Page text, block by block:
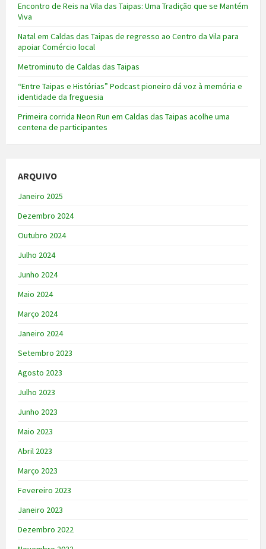
Encontro de Reis na Vila das Taipas: Uma Tradição que se Mantém
Viva
Natal em Caldas das Taipas de regresso ao Centro da Vila para
apoiar Comércio local
Metrominuto de Caldas das Taipas
“Entre Taipas e Histórias” Podcast pioneiro dá voz à memória e
identidade da freguesia
Primeira corrida Neon Run em Caldas das Taipas acolhe uma
centena de participantes
ARQUIVO
Janeiro 2025
Dezembro 2024
Outubro 2024
Julho 2024
Junho 2024
Maio 2024
Março 2024
Janeiro 2024
Setembro 2023
Agosto 2023
Julho 2023
Junho 2023
Maio 2023
Abril 2023
Março 2023
Fevereiro 2023
Janeiro 2023
Dezembro 2022